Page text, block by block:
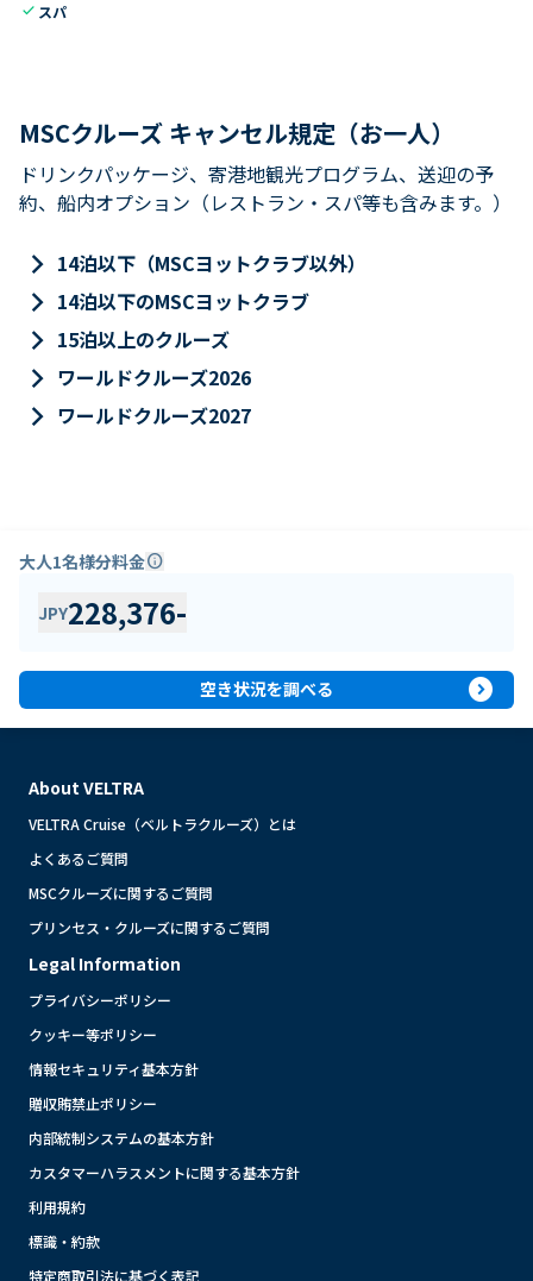
check スパ
MSCクルーズ キャンセル規定（お一人）
ドリンクパッケージ、寄港地観光プログラム、送迎の予
約、船内オプション（レストラン・スパ等も含みます。）
keyboard_arrow_right 14泊以下（MSCヨットクラブ以外）
keyboard_arrow_right 14泊以下のMSCヨットクラブ
keyboard_arrow_right 15泊以上のクルーズ
keyboard_arrow_right ワールドクルーズ2026
keyboard_arrow_right ワールドクルーズ2027
大人1名様分料金info
JPY228,376-
空き状況を調べる expand_circle_right
About VELTRA
VELTRA Cruise（ベルトラクルーズ）とは
よくあるご質問
MSCクルーズに関するご質問
プリンセス・クルーズに関するご質問
Legal Information
プライバシーポリシー
クッキー等ポリシー
情報セキュリティ基本方針
贈収賄禁止ポリシー
内部統制システムの基本方針
カスタマーハラスメントに関する基本方針
利用規約
標識・約款
特定商取引法に基づく表記